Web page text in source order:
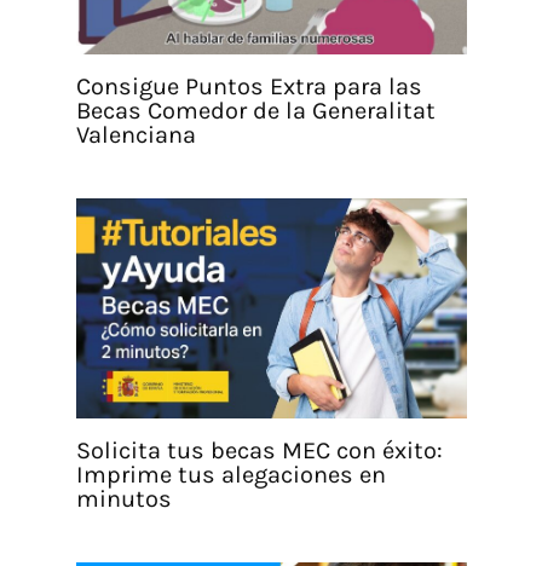
Consigue Puntos Extra para las
Becas Comedor de la Generalitat
Valenciana
Solicita tus becas MEC con éxito:
Imprime tus alegaciones en
minutos